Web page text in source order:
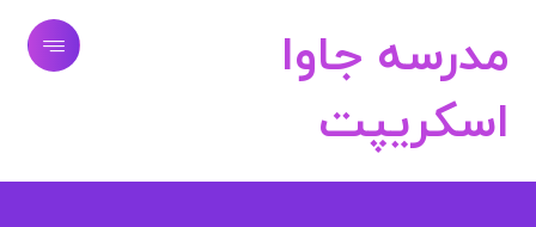
مدرسه جاوا
اسکریپت